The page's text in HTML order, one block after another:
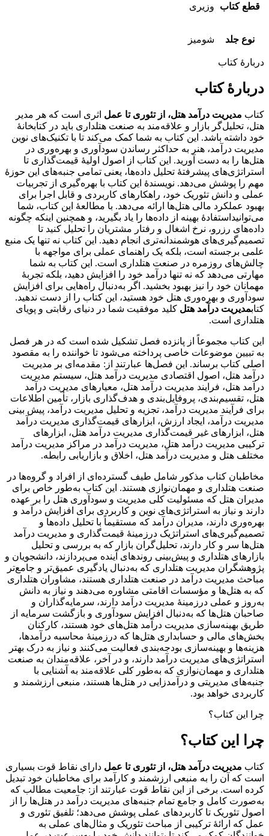
قطع کتاب وزیری
نوع جلد شومیز
دربارهٔ کتاب
دربارهٔ کتاب
کتاب مدیریت درآمد هتل، از تئوری تا عمل اثری است که هر مدیر
هتل، تحلیل‌گر بازار و علاقه‌مند به صنعت هتلداری باید در کتابخانۀ
خود داشته باشد. این کتاب به شما کمک می‌کند تا با تکنیک‌های نوین
مدیریت درآمد، هنر به حداکثر رساندن سودآوری و بهره‌وری در
هتل‌ها را به دست آورید. این کتاب از اصول اولیۀ قیمت‌گذاری تا
استراتژی‌های پیشرفتۀ تحلیل داده‌ها، یعنی تمامی جنبه‌های این حوزۀ
مهم را پوشش می‌دهد. نویسندۀ این کتاب با بهره‌گیری از تجربیات
عملی و دانش تئوریک خود، راهکارهای کاربردی و قابل اجرا برای
بهبود عملکرد مالی هتل‌ها ارائه می‌دهد. با مطالعۀ این کتاب، شما
می‌توانیداستفادۀ بهینه از داده‌ها را یاد بگیرید، و همچنین اینکه چگونه
داده‌های رزرو، نرخ اشغال و رفتار مشتریان را تحلیل کنید تا
تصمیم‌گیری‌های هوشمندانه‌تری انجام دهید. این کتاب نه تنها یک منبع
علمی برجسته است، بلکه یک راهنمای عملی برای مواجهه با
چالش‌های روزمره در صنعت هتلداری است. این کتاب به شما
مهارتی می‌دهد که نه تنها درآمد خود را افزایش دهید، بلکه تجربۀ
مهمانان خود را نیز بهبود بخشید. اگر به‌دنبال راه‌هایی برای افزایش
سودآوری و بهره‌وری هتل خود هستید، این کتاب را از دست ندهید.
کتابمدیریت درآمد هتل کلید موفقیت شما در دنیای رقابتی و پویای
هتلداری است.
این کتاب مجموعاً از پانزده فصل تشکیل شده است که در هر فصل
به تبیین موضوعات خاصی پرداخته می‌شود تا خواننده را به مقصود
اصلی کتاب برساند. این فصل‌ها عبارتند از: مقدمه‌ای بر مدیریت
درآمد هتل، اصول اقتصادی مدیریت درآمد هتل، سیستم مدیریت
درآمد هتل، فرایند مدیریت درآمد هتل، معیارهای مدیریت درآمد
هتل، تقسیم‌بندی، پروفایل‌بندی و هدف‌گذاری بازار، تأمین اطلاعات
برای فرآیند مدیریت درآمد، تجزیه و تحلیل مدیریت درآمد، پیش بینی
مدیریت درآمد، ایجاد ارزش، ابزارهای قیمت‌گذاری مدیریت درآمد
هتل، ابزارهای غیر قیمت‌گذاری مدیریت درآمد هتل، ابزارهای
ترکیبی مدیریت درآمد هتل، مدیریت درآمد در مراکز مدیریت درآمد
مختلف هتل و مدیریت درآمد هتل، اخلاق و بازاریابی رابطه.
مخاطبان کتاب مذکور شامل طیف گسترده‌ای از افراد و گروه‌ها در
صنعت هتلداری و مهمان‌نوازی هستند. این کتاب به‌طور خاص برای
مدیران هتل که مسئولیت کلی مدیریت و سودآوری هتل را بر عهده
دارند و نیاز به استراتژی‌های نوین و کاربردی برای افزایش درآمد و
بهره‌وری دارند، مدیران درآمد که مستقیماً با تحلیل داده‌ها و
تصمیم‌گیری‌های استراتژیک درزمینۀ قیمت‌گذاری و مدیریت درآمد
هتل‌ها سر و کار دارند، تحلیل‌گران بازار که به بررسی و تحلیل
بازارهای هتلداری و پیش‌بینی روندهای آینده می‌پردازند، دانشجویان و
پژوهشگران مدیریت هتلداری که به‌دنبال یادگیری عمیق‌تر و جامع‌تر
مباحث مدیریت درآمد در صنعت هتلداری هستند، مشاوران هتلداری
که به هتل‌ها و مؤسسات اقامتی مشاوره می‌دهند و نیاز به دانش
به‌روز و عملی درزمینۀ مدیریت درآمد دارند، سرمایه‌گذاران و
صاحبان هتل‌ها که به‌دنبال افزایش سودآوری و بازگشت سرمایه از
طریق بهینه‌سازی مدیریت درآمد هتل‌های خود هستند، کارکنان
بخش‌های مالی و حسابداری هتل‌ها که درزمینۀ محاسبه درآمدها،
هزینه‌ها و بهینه‌سازی بودجه‌بندی فعالیت می‌کنند و نیاز به درک بهتر
استراتژی‌های مدیریت درآمد دارند، و در آخر، علاقه‌مندان به صنعت
هتلداری و مهمان‌نوازی که به‌طور کلی علاقه‌مند به آشنایی با
جنبه‌های مدیریتی و درآمدزایی در هتل‌ها هستند، منبعی ارزشمند و
کاربردی خواهد بود.
چرا این کتاب؟
چرا این کتاب؟
کتاب مدیریت درآمد هتل، از تئوری تا عمل دارای نقاط قوت بسیاری
است که آن را به منبعی ارزشمند و کارآمد برای مخاطبان خود تبدیل
کرده است. برخی از این نقاط قوت عبارتند از: جامعیت مطالب که
به‌صورت کامل و جامع تمام جنبه‌های مدیریت درآمد در هتل‌ها را از
اصول تئوریک تا کاربردهای عملی پوشش می‌دهد؛ تلفیق تئوری و
عمل که ارائۀ ترکیبی از مباحث تئوریک و مثال‌های عملی به